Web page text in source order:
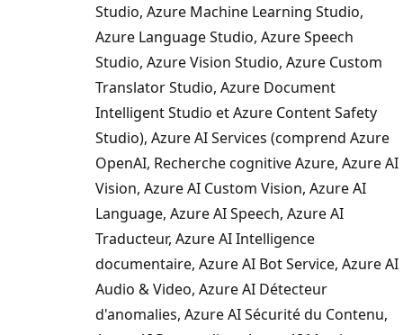
Studio, Azure Machine Learning Studio,
Azure Language Studio, Azure Speech
Studio, Azure Vision Studio, Azure Custom
Translator Studio, Azure Document
Intelligent Studio et Azure Content Safety
Studio), Azure AI Services (comprend Azure
OpenAI, Recherche cognitive Azure, Azure AI
Vision, Azure AI Custom Vision, Azure AI
Language, Azure AI Speech, Azure AI
Traducteur, Azure AI Intelligence
documentaire, Azure AI Bot Service, Azure AI
Audio & Video, Azure AI Détecteur
d'anomalies, Azure AI Sécurité du Contenu,